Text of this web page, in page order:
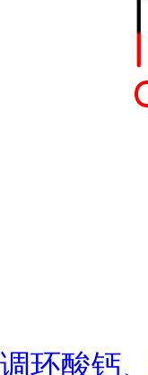
调环酸钙